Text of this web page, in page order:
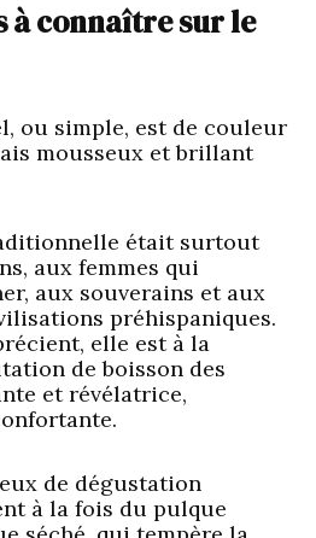
à connaître sur le
ou simple, est de couleur
mousseux et brillant
était surtout
aux femmes qui
aux souverains et aux
préhispaniques.
elle est à la
de boisson des
et révélatrice,
de dégustation
à la fois du pulque